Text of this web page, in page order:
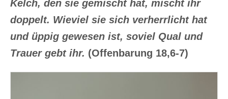
Kelch, den sie gemischt hat, mischt ihr
doppelt. Wieviel sie sich verherrlicht hat
und üppig gewesen ist, soviel Qual und
Trauer gebt ihr. (Offenbarung 18,6-7)